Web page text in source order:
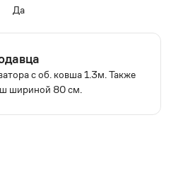
Да
с об. ковша 1.3м. Также
шириной 80 см.